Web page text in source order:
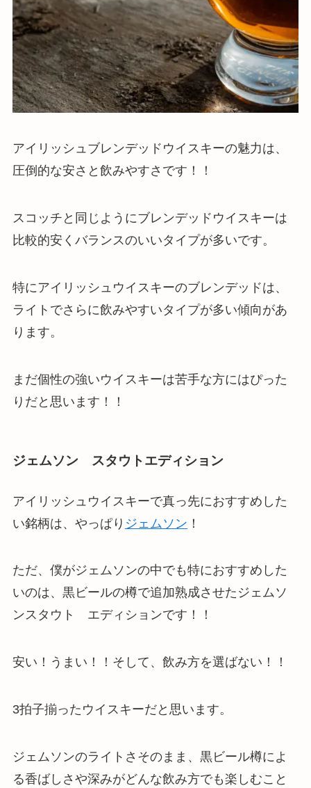
アイリッシュブレンデッドウイスキーの魅力は、
圧倒的な安さと飲みやすさ です！！
スコッチと同じようにブレンデッドウイスキーは
比較的安くバランスのいいタイプが多いです。
特にアイリッシュウイスキーのブレンデッドは、
ライトでさらに飲みやすいタイプが多い傾向があ
ります。
まだ個性の強いウイスキーは苦手な方にはぴった
りだと思います！！
ジェムソン スタウトエディション
アイリッシュウイスキーで真っ先におすすめした
い銘柄は、やっぱり ジェムソン ！
ただ、僕がジェムソンの中でも特におすすめした
いのは、黒ビールの樽で追加熟成させたジェムソ
ンスタウト エディションです！！
安い！うまい！！そして、飲み方を選ばない！！
3拍子揃ったウイスキーだと思います。
ジェムソンのライトさそのまま、黒ビール樽によ
る香ばしさや深みがどんな飲み方でも楽しむこと